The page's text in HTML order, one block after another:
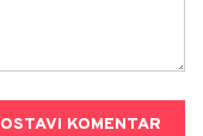
OSTAVI KOMENTAR